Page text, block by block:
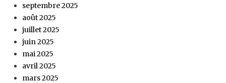
septembre 2025
août 2025
juillet 2025
juin 2025
mai 2025
avril 2025
mars 2025